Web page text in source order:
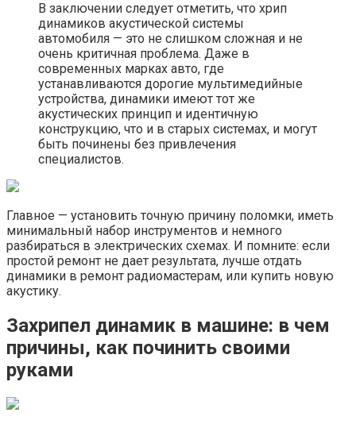
В заключении следует отметить, что хрип
динамиков акустической системы
автомобиля — это не слишком сложная и не
очень критичная проблема. Даже в
современных марках авто, где
устанавливаются дорогие мультимедийные
устройства, динамики имеют тот же
акустических принцип и идентичную
конструкцию, что и в старых системах, и могут
быть починены без привлечения
специалистов.
Главное — установить точную причину поломки, иметь
минимальный набор инструментов и немного
разбираться в электрических схемах. И помните: если
простой ремонт не дает результата, лучше отдать
динамики в ремонт радиомастерам, или купить новую
акустику.
Захрипел динамик в машине: в чем
причины, как починить своими
руками